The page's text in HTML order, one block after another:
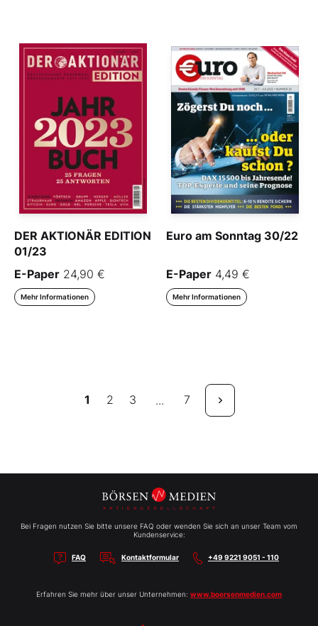
DER AKTIONÄR EDITION
01/23
E-Paper 24,90 €
Mehr Informationen
Euro am Sonntag 30/22
E-Paper 4,49 €
Mehr Informationen
1 2 3 ... 7
Bei Fragen nutzen Sie bitte unsere FAQ oder wenden Sie sich an unser Team vom
Kundenservice:
FAQ Kontaktformular +49 9221 9051 - 110
Erfahren Sie mehr über unser Unternehmen: www.boersenmedien.com